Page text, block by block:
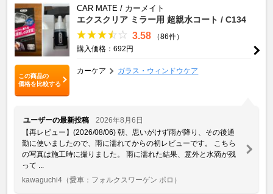
この商品の
価格を比較する
CAR MATE / カーメイト
エクスクリア ミラー用 超親水コート / C134
3.58
（86件）
購入価格：692円
カーケア ガラス・ウィンドウケア
ユーザーの最新投稿
2026年8月6日
【再レビュー】(2026/08/06) 朝、思いがけず雨が降り、その後通
勤に使いましたので、雨に濡れてからの初レビューです。 こちら
の写真は施工時に撮りました。 雨に濡れた結果、意外と水滴が残
って ...
kawaguchi4 （愛車：フォルクスワーゲン ポロ）